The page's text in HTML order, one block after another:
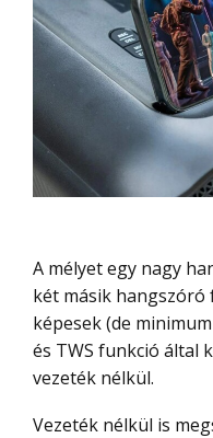
A mélyet egy nagy hangszóró adja, míg a magasért
két másik hangszóró
képesek (de
és TWS funkció által
vezeték nélkül.
Vezeték nélkül is megszólal bluetooth 5.3-on és